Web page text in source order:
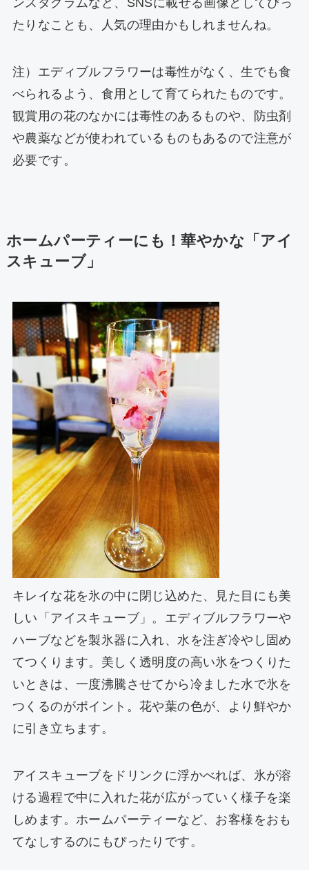
ンスタグラムなど、SNSに載せる画像としてぴっ
たりなことも、人気の理由かもしれませんね。
注）エディブルフラワーは毒性がなく、生でも食
べられるよう、食用として育てられたものです。
観賞用の花のなかには毒性のあるものや、防虫剤
や農薬などが使われているものもあるので注意が
必要です。
ホームパーティーにも！華やかな「アイ
スキューブ」
キレイな花を氷の中に閉じ込めた、見た目にも美
しい「アイスキューブ」。エディブルフラワーや
ハーブなどを製氷器に入れ、水を注ぎ冷やし固め
てつくります。美しく透明度の高い氷をつくりた
いときは、一度沸騰させてから冷ました水で氷を
つくるのがポイント。花や葉の色が、より鮮やか
に引き立ちます。
アイスキューブをドリンクに浮かべれば、氷が溶
ける過程で中に入れた花が広がっていく様子を楽
しめます。ホームパーティーなど、お客様をおも
てなしするのにもぴったりです。